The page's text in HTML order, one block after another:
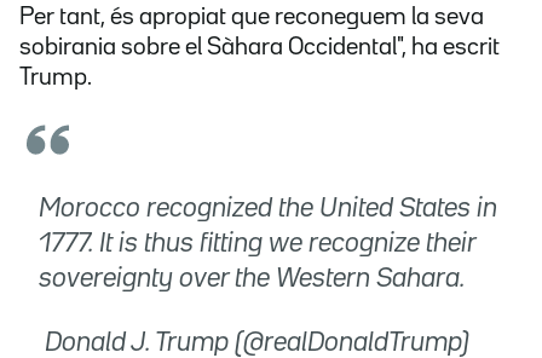
Per tant, és apropiat que reconeguem la seva
sobirania sobre el Sàhara Occidental", ha escrit
Trump.
Morocco recognized the United States in
1777. It is thus fitting we recognize their
sovereignty over the Western Sahara.
 Donald J. Trump (@realDonaldTrump)